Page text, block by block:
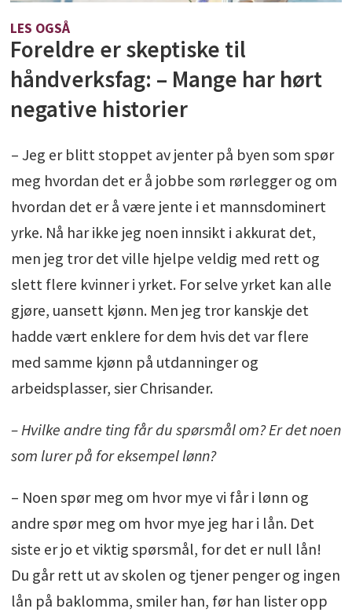
LES OGSÅ
Foreldre er skeptiske til
håndverksfag: – Mange har hørt
negative historier
– Jeg er blitt stoppet av jenter på byen som spør
meg hvordan det er å jobbe som rørlegger og om
hvordan det er å være jente i et mannsdominert
yrke. Nå har ikke jeg noen innsikt i akkurat det,
men jeg tror det ville hjelpe veldig med rett og
slett flere kvinner i yrket. For selve yrket kan alle
gjøre, uansett kjønn. Men jeg tror kanskje det
hadde vært enklere for dem hvis det var flere
med samme kjønn på utdanninger og
arbeidsplasser, sier Chrisander.
– Hvilke andre ting får du spørsmål om? Er det noen
som lurer på for eksempel lønn?
– Noen spør meg om hvor mye vi får i lønn og
andre spør meg om hvor mye jeg har i lån. Det
siste er jo et viktig spørsmål, for det er null lån!
Du går rett ut av skolen og tjener penger og ingen
lån på baklomma, smiler han, før han lister opp